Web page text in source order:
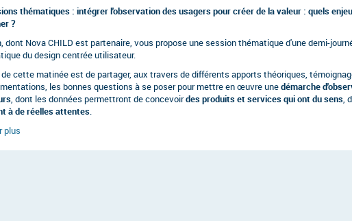
thématiques : intégrer l'observation des usagers pour créer de la valeur : quels
?
dont Nova CHILD est partenaire, vous propose une session thématique d'une demi-
du design centrée utilisateur.
de cette matinée est de partager, aux travers de différents apports théoriques,
les bonnes questions à se poser pour mettre en œuvre unedémarche
, dont les données permettront de concevoirdes produits et services qui ont du sens,
à de réelles attentes.
plus